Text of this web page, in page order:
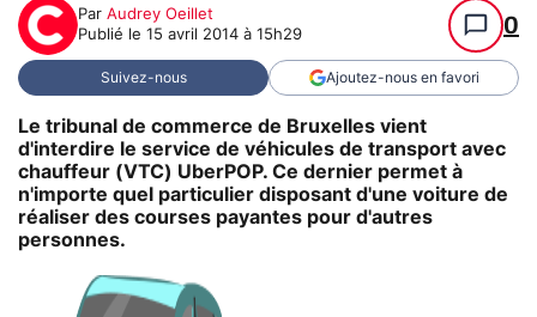
Par Audrey Oeillet
Publié le 15 avril 2014 à 15h29 0
Suivez-nous Ajoutez-nous en favori
Le tribunal de commerce de Bruxelles vient
d'interdire le service de véhicules de transport avec
chauffeur (VTC) UberPOP. Ce dernier permet à
n'importe quel particulier disposant d'une voiture de
réaliser des courses payantes pour d'autres
personnes.